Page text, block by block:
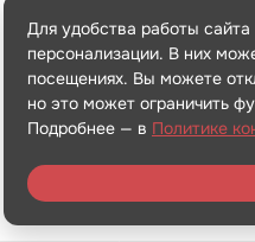
Для удобства работы
персонализации. В них
посещениях. Вы можете
но это может ограничить
Подробнее — в Политике